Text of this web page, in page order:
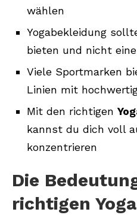
wählen
Yogabekleidung
bieten und nicht
Viele Sportmarken
Linien mit
Mit den richtigen
kannst du dich voll
konzentrieren
Die
richtigen